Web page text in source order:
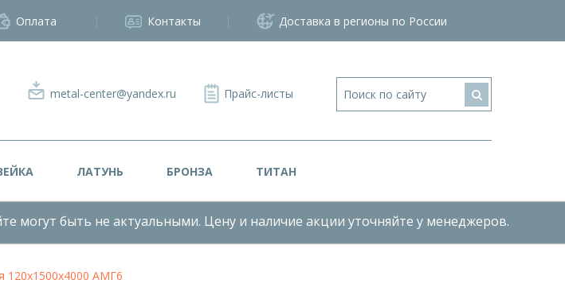
Оплата Контакты Доставка в регионы по России
metal-center@yandex.ru Прайс-листы
ЛАТУНЬ БРОНЗА ТИТАН
могут быть не актуальными. Цену и наличие акции уточняйте у менеджеров.
120х1500х4000 АМГ6